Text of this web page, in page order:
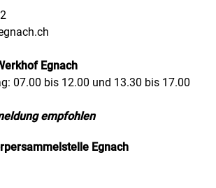
Egnach
07.00 bis 12.00 und 13.30 bis 17.00
empfohlen
Egnach